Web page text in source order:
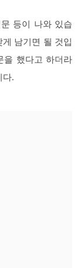
등이 나와 있습
남기면 될 것입
을 했다고 하더라
다.